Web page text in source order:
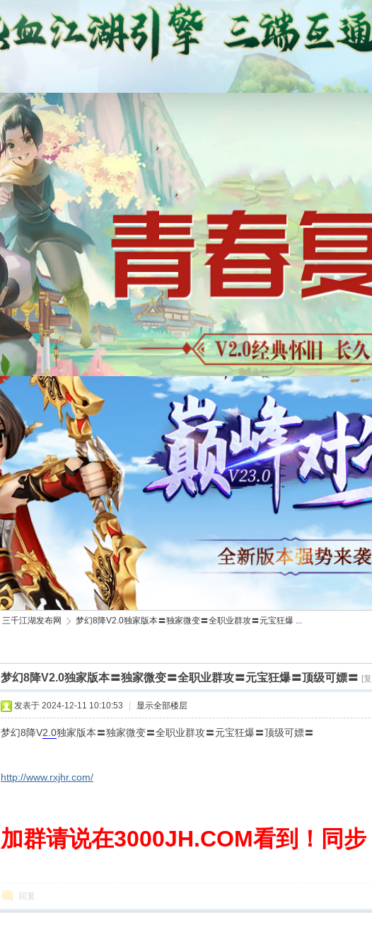
三千江湖发布网
›
梦幻8降V2.0独家版本〓独家微变〓全职业群攻〓元宝狂爆 ...
梦幻8降V2.0独家版本〓独家微变〓全职业群攻〓元宝狂爆〓顶级可嫖〓 [
发表于 2024-12-11 10:10:53 显示全部楼层
梦幻8降V2.0独家版本〓独家微变〓全职业群攻〓元宝狂爆〓顶级可嫖〓
http://www.rxjhr.com/
加群请说在3000JH.COM看到！同
回复